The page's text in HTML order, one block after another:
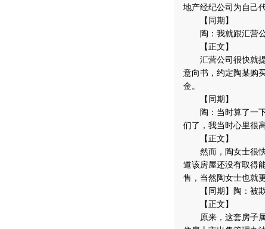
地产经纪公司为自己
【同期】
陶：我就跟汇营公
【正文】
汇营公司很快就提
意向书，约定陶某购
金。
【同期】
陶：当时算了一下
们了，我当时心里很
【正文】
然而，陶女士很快
道该房屋还没有取得
售，当然陶女士也就
【同期】陶：被欺
【正文】
原来，这套房子属